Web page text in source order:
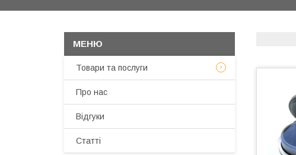
Товари та послуги
Про нас
Відгуки
Статті